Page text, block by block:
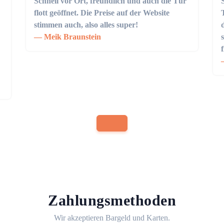
flott geöffnet. Die Preise auf der Website
stimmen auch, also alles super!
Meik Braunstein
Zahlungsmethoden
Wir akzeptieren Bargeld und Karten.